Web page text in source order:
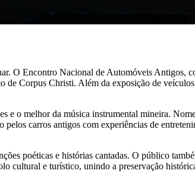
O Encontro Nacional de Automóveis Antigos,
Corpus Christi. Além da exposição de
e o melhor da música instrumental mineira.
carros antigos com experiências de
poéticas e histórias cantadas. O público
e turístico, unindo a preservação